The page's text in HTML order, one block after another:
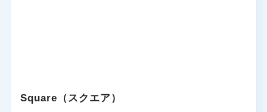
Square（スクエア）